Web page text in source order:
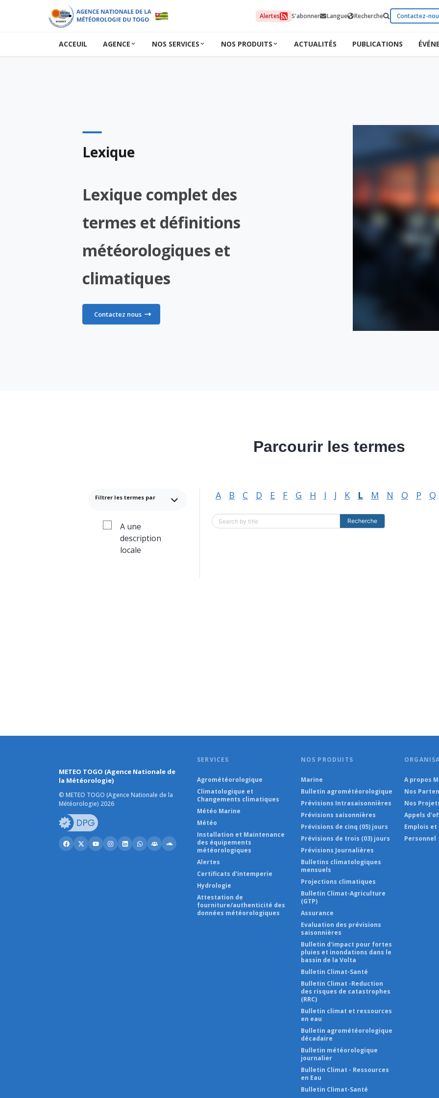
Alertes S'abonner Langue Recherche Contactez-
ACCEUIL AGENCE NOS SERVICES NOS PRODUITS ACTUALITÉS PUBLICATIONS
Lexique
Lexique complet des
termes et définitions
météorologiques et
climatiques
Contactez nous
Parcourir les termes
Filtrer les termes par
A une
description
locale
A B C D E F G H I J K L M N O P Q
Recherche
METEO TOGO (Agence Nationale de
la Météorologie)
© METEO TOGO (Agence Nationale de la
Météorologie) 2026
SERVICES
Agrométéorologique
Climatologique et
Changements climatiques
Météo Marine
Météo
Installation et Maintenance
des équipements
météorologiques
Alertes
Certificats d'intemperie
Hydrologie
Attestation de
fourniture/authenticité des
données météorologiques
NOS PRODUITS
Marine
Bulletin agrométéorologique
Prévisions Intrasaisonnières
Prévisions saisonnières
Prévisions de cinq (05) jours
Prévisions de trois (03) jours
Prévisions Journalières
Bulletins climatologiques
mensuels
Projections climatiques
Bulletin Climat-Agriculture
(GTP)
Assurance
Evaluation des prévisions
saisonnières
Bulletin d'impact pour fortes
pluies et inondations dans le
bassin de la Volta
Bulletin Climat-Santé
Bulletin Climat -Reduction
des risques de catastrophes
(RRC)
Bulletin climat et ressources
en eau
Bulletin agrométéorologique
décadaire
Bulletin météorologique
journalier
Bulletin Climat - Ressources
en Eau
Bulletin Climat-Santé
A propos
Nos
Nos
Appels
Emplois et
Personnel